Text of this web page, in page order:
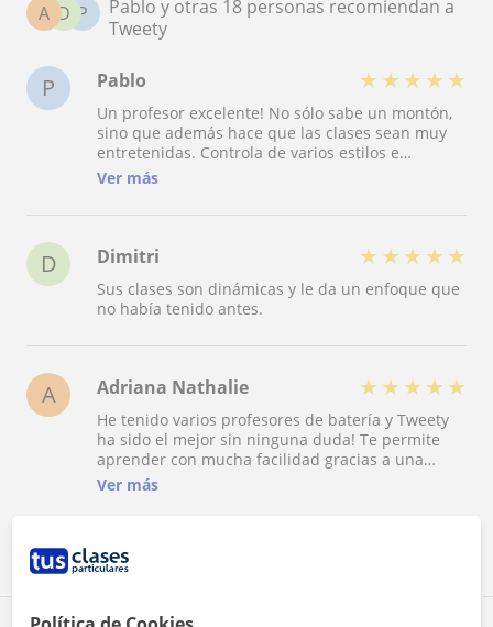
P
D
A
Pablo y otras 18 personas recomiendan a
Tweety
P Pablo ★ ★ ★ ★ ★
Un profesor excelente! No sólo sabe un montón,
sino que además hace que las clases sean muy
entretenidas. Controla de varios estilos e
instrumentos y te ayuda a relacionarlo con lo que
Ver más
D Dimitri ★ ★ ★ ★ ★
Sus clases son dinámicas y le da un enfoque que
no había tenido antes.
A Adriana Nathalie ★ ★ ★ ★ ★
He tenido varios profesores de batería y Tweety
ha sido el mejor sin ninguna duda! Te permite
aprender con mucha facilidad gracias a una
metodología que se adapta a tus necesidades,
aprender a ser buen músico. Lo recomiendo
100%!
Ver más
Ver todas las valoraciones